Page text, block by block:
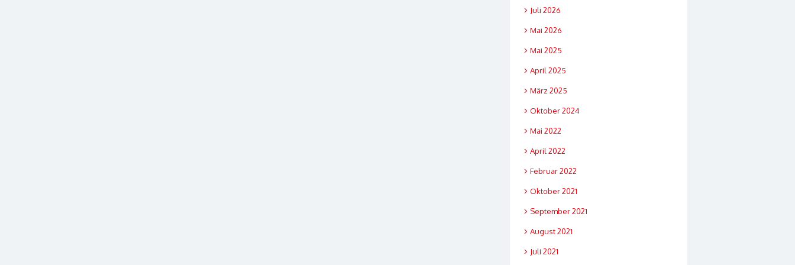
Juli 2026
Mai 2026
Mai 2025
April 2025
März 2025
Oktober 2024
Mai 2022
April 2022
Februar 2022
Oktober 2021
September 2021
August 2021
Juli 2021